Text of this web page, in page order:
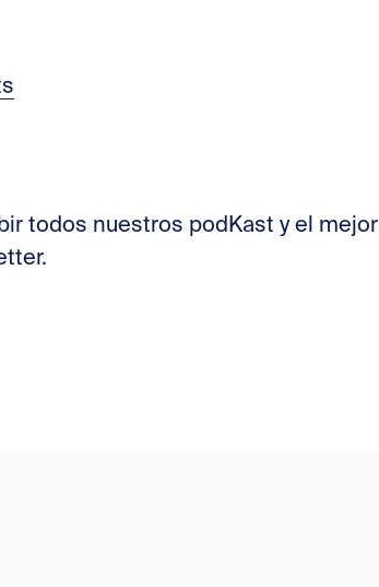
todos nuestros podKast y el